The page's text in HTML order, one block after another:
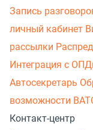
Запись
личный кабинет
рассылки
Интеграция с
Автосекретарь
возможности
Контакт-центр